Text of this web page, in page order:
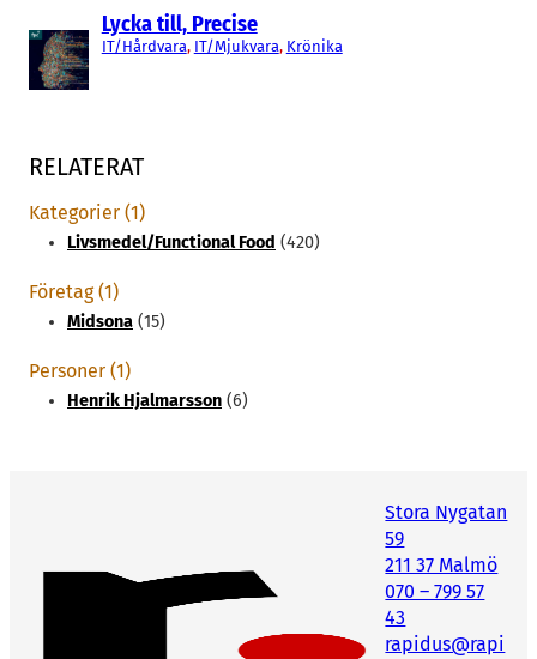
Lycka till, Precise
IT/Hårdvara, IT/Mjukvara, Krönika
RELATERAT
Kategorier (1)
Livsmedel/Functional Food (420)
Företag (1)
Midsona (15)
Personer (1)
Henrik Hjalmarsson (6)
Stora Nygatan
59
211 37 Malmö
070 – 799 57
43
rapidus@rapi